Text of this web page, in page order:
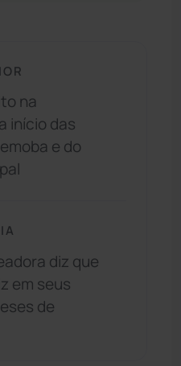
na
início das
e do
diz que
em seus
de